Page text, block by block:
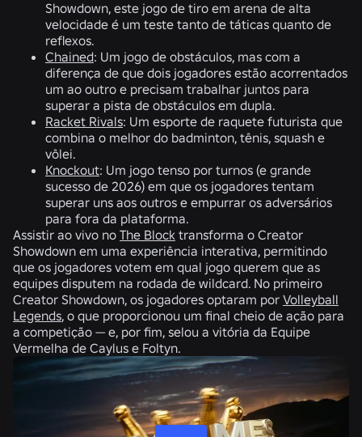
Showdown, este jogo de tiro em arena de alta
velocidade é um teste tanto de táticas quanto de
reflexos.
Chained: Um jogo de obstáculos, mas com a
diferença de que dois jogadores estão acorrentados
um ao outro e precisam trabalhar juntos para
superar a pista de obstáculos em dupla.
Racket Rivals: Um esporte de raquete futurista que
combina o melhor do badminton, tênis, squash e
vôlei.
Knockout: Um jogo tenso por turnos (e grande
sucesso de 2026) em que os jogadores tentam
superar uns aos outros e empurrar os adversários
para fora da plataforma.
Assistir ao vivo no The Block transforma o Creator
Showdown em uma experiência interativa, permitindo
que os jogadores votem em qual jogo querem que as
equipes disputem na rodada de wildcard. No primeiro
Creator Showdown, os jogadores optaram por Volleyball
Legends, o que proporcionou um final cheio de ação para
a competição — e, por fim, selou a vitória da Equipe
Vermelha de Caylus e Foltyn.